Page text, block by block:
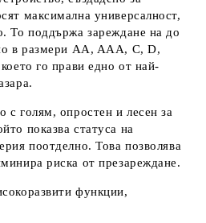
максимална универсалност,
То поддържа зареждане на до
в размери AA, AAA, C, D,
го прави едно от най-
с голям, опростен и лесен за
показва статуса на
поотделно. Това позволява
риска от презареждане.
функции,